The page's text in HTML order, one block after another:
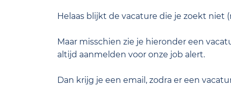
Helaas blijkt de vacature die je zoekt niet
Maar misschien zie je hieronder een
altijd aanmelden voor onze job alert.
Dan krijg je een email, zodra er een